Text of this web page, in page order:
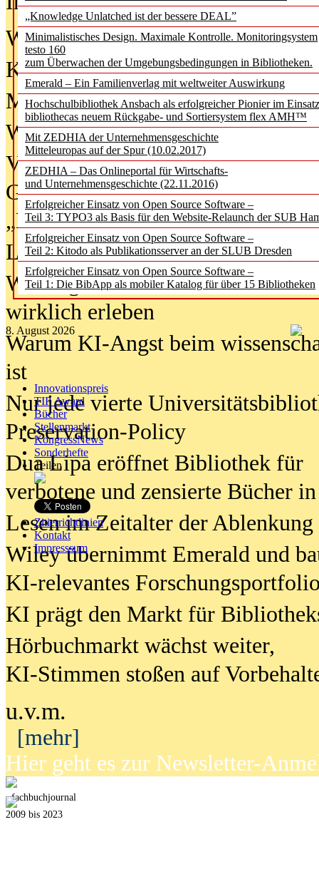
„Knowledge Unlatched ist der bessere DEAL”
Minimalistisches Design. Maximale Kontrolle. Monitoringsystem
testo 160
zum Überwachen der Umgebungsbedingungen in Bibliotheken.
Emerald – Ein Familienverlag mit weltweiter Auswirkung
Hochschulbibliothek Ansbach als erfolgreicher Pionier im
bibliothecas neuem Rückgabe- und Sortiersystem flex AMH™
Mit ZEDHIA der Unternehmensgeschichte
Mitteleuropas auf der Spur (10.02.2017)
ZEDHIA – Das Onlineportal für Wirtschafts-
und Unternehmensgeschichte (22.11.2016)
Erfolgreicher Einsatz von Open Source Software –
Teil 3: TYPO3 als Basis für den Website-Relaunch der SUB
Erfolgreicher Einsatz von Open Source Software –
Teil 2: Kitodo als Publikationsserver an der SLUB Dresden
Erfolgreicher Einsatz von Open Source Software –
Teil 1: Die BibApp als mobiler Katalog für über 15 Bibliotheken
8. August 2026
Innovationspreis
TIP Award
Bücher
Stellenmarkt
KongressNews
Sonderhefte
Teilen
Zitierrichtlinien
Kontakt
Impresssum
Was Hochschul­bibliotheken von
Kinder in der digitalen Welt
Metadaten als Infrastruktur
Wenn Bots katalogisieren
Von Abschlusskleidern bis
Geisterjagd-Ausrüstung in der
„Library of Things“ unterwegs
Lesen als Infrastrukturaufgabe
Wie Jugendliche Social Media
wirklich erleben
Warum KI-Angst beim
ist
Nur jede vierte
Preservation-Policy
Dua Lipa eröffnet Bibliothek für
verbotene und zensierte Bücher
Lesen im Zeitalter der Ablenkung
Wiley übernimmt Emerald und
KI-relevantes
KI prägt den Markt für
Hörbuchmarkt wächst weiter,
KI-Stimmen stoßen auf
u.v.m.
[mehr]
Hier geht es zur Newsletter-
fachbuchjournal
2009 bis 2023